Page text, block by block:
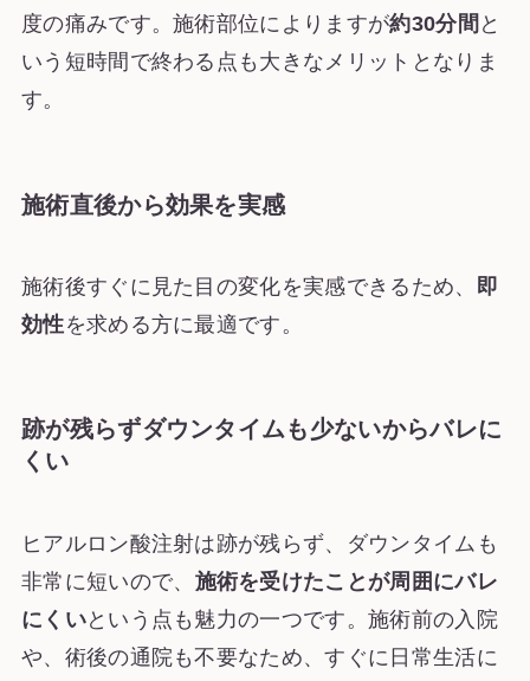
度の痛みです。施術部位によりますが約30分間 と
いう短時間で終わる点も大きなメリットとなりま
す。
施術直後から効果を実感
施術後すぐに見た目の変化を実感できるため、
即
効性を求める方に最適です。
跡が残らずダウンタイムも少ないからバレに
くい
ヒアルロン酸注射は跡が残らず、ダウンタイムも
非常に短いので、 施術を受けたことが周囲にバレ
にくいという点も魅力の一つです。施術前の入院
や、術後の通院も不要なため、すぐに日常生活に